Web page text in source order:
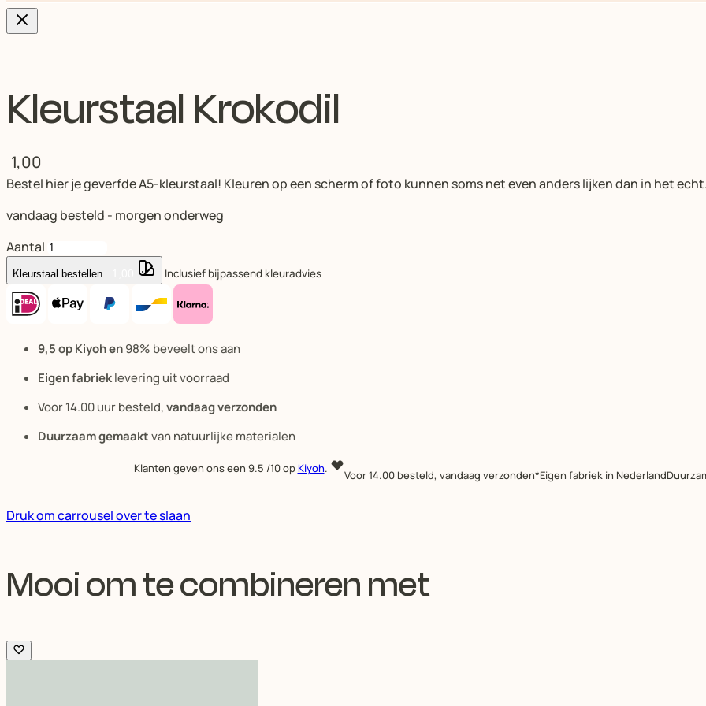
Kleurstaal Krokodil
1,00
Bestel hier je geverfde A5-kleurstaal! Kleuren op een scherm of foto kunnen soms net even anders lijken dan in het
vandaag besteld - morgen onderweg
Aantal
Kleurstaal bestellen Inclusief bijpassend kleuradvies
9,5 op Kiyoh en98% beveelt ons aan
Eigen fabrieklevering uit voorraad
Voor 14.00 uur besteld,vandaag verzonden
Duurzaam gemaaktvan natuurlijke materialen
Klanten geven ons een 9.5 /10 opKiyoh. Voor 14.00 besteld, vandaag verzonden*Eigen fabriek in Nederland
Druk om carrousel over te slaan
Mooi om te combineren met